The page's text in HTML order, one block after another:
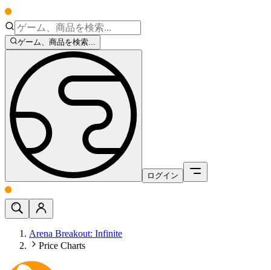
ゲーム、商品を検索...
ログイン
Arena Breakout: Infinite
Price Charts